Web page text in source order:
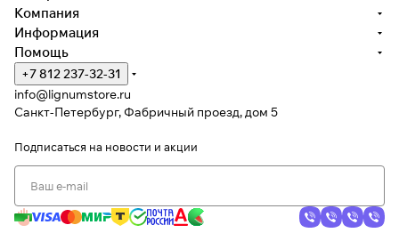
Компания
Информация
Помощь
+7 812 237-32-31
info@lignumstore.ru
Санкт-Петербург, Фабричный проезд, дом 5
Подписаться на новости и акции